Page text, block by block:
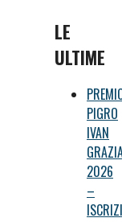
LE
ULTIME
PIGRO
IVAN
2026
–